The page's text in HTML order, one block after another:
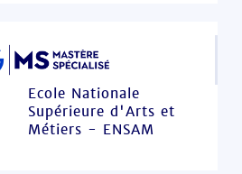
Ecole Nationale
Supérieure d'Arts et
Métiers - ENSAM